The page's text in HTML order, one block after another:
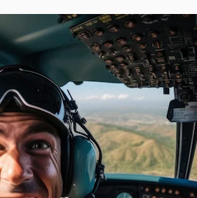
Продукция
Spaces
ИИ-помощник
Генератор
изображений ИИ
Генератор видео
ИИ
Начать
Academy
Документация
Пакету ИИ
Служба
поддержки
Условия и